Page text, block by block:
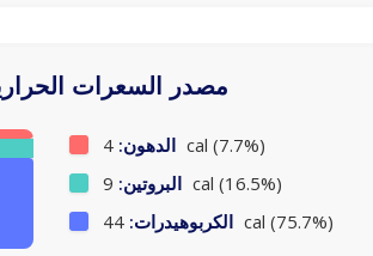
مصدر السعرات
الدهون: 4 cal (7.7%)
البروتين: 9 cal (16.5%)
الكربوهيدرات: 44 cal (75.7%)